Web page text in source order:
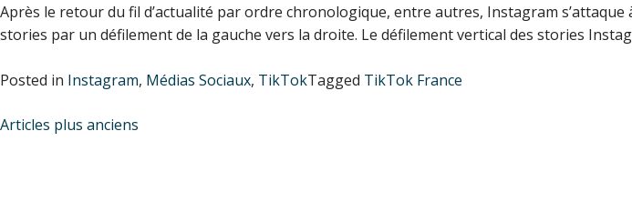
Après le retour du fil d’actualité par ordre chronologique, entre autres, Instagram
stories par un défilement de la gauche vers la droite. Le défilement vertical des stories
Posted in Instagram, Médias Sociaux, TikTokTagged TikTok France
Navigation
Articles plus anciens